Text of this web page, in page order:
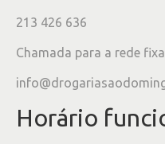
213 426 636
Chamada para a rede
Horário